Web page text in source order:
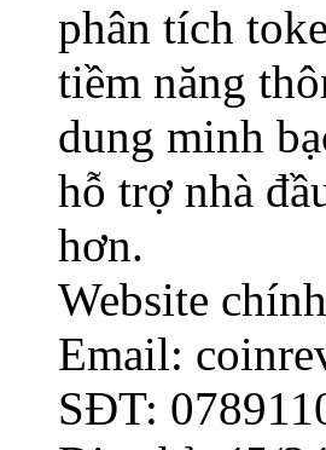
phân tích
tiềm năng
dung minh
hỗ trợ nhà
hơn.
Website
Email:
SĐT: